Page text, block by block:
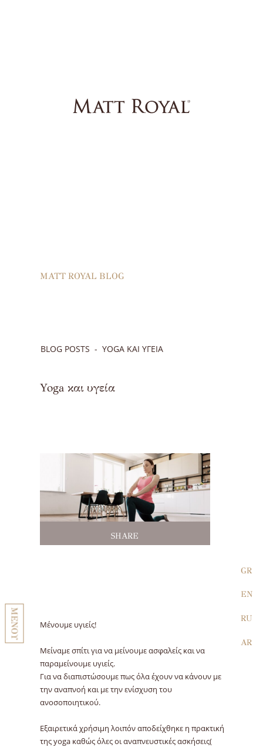
ΜΕΝΟΥ
GR
EN
RU
AR
MATT ROYAL BLOG
BLOG POSTS YOGA ΚΑΙ ΥΓΕΊΑ
Yoga και υγεία
SHARE
Μένουμε υγιείς!
Μείναμε σπίτι για να μείνουμε ασφαλείς και να
παραμείνουμε υγιείς.
Για να διαπιστώσουμε πως όλα έχουν να κάνουν με
την αναπνοή και με την ενίσχυση του
ανοσοποιητικού.
Εξαιρετικά χρήσιμη λοιπόν αποδείχθηκε η πρακτική
της yoga καθώς όλες οι αναπνευστικές ασκήσεις(